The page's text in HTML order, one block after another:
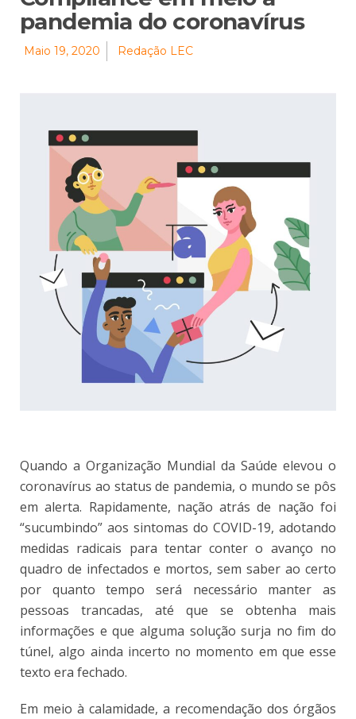
pandemia do coronavírus
Maio 19, 2020 Redação LEC
Quando a Organização Mundial da Saúde elevou o
coronavírus ao status de pandemia, o mundo se pôs
em alerta. Rapidamente, nação atrás de nação foi
“sucumbindo” aos sintomas do COVID-19, adotando
medidas radicais para tentar conter o avanço no
quadro de infectados e mortos, sem saber ao certo
por quanto tempo será necessário manter as
pessoas trancadas, até que se obtenha mais
informações e que alguma solução surja no fim do
túnel, algo ainda incerto no momento em que esse
texto era fechado.
Em meio à calamidade, a recomendação dos órgãos